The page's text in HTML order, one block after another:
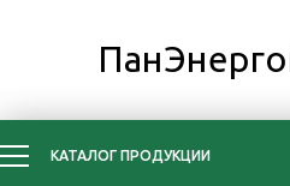
КАТАЛОГ ПРОДУКЦИИ